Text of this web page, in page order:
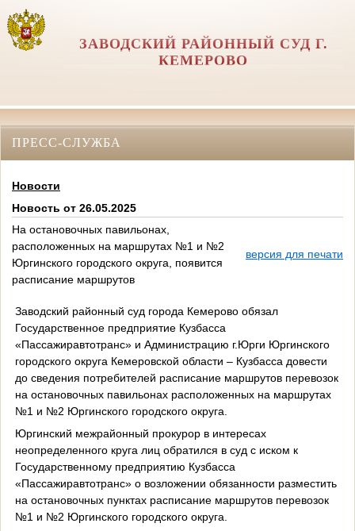
ЗАВОДСКИЙ РАЙОННЫЙ СУД Г.
КЕМЕРОВО
ПРЕСС-СЛУЖБА
Новости
Новость от 26.05.2025
На остановочных павильонах,
расположенных на маршрутах №1 и №2
Юргинского городского округа, появится
расписание маршрутов
версия для печати
Заводский районный суд города Кемерово обязал
Государственное предприятие Кузбасса
«Пассажиравтотранс» и Администрацию г.Юрги Юргинского
городского округа Кемеровской области – Кузбасса довести
до сведения потребителей расписание маршрутов перевозок
на остановочных павильонах расположенных на маршрутах
№1 и №2 Юргинского городского округа.
Юргинский межрайонный прокурор в интересах
неопределенного круга лиц обратился в суд с иском к
Государственному предприятию Кузбасса
«Пассажиравтотранс» о возложении обязанности разместить
на остановочных пунктах расписание маршрутов перевозок
№1 и №2 Юргинского городского округа.